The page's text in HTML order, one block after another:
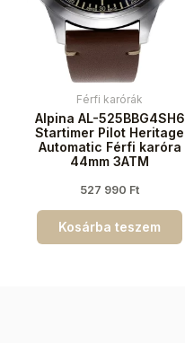
Férfi karórák
Alpina AL-525BBG4SH6
Startimer Pilot Heritage
Automatic Férfi karóra
44mm 3ATM
527 990 Ft
Kosárba teszem